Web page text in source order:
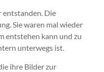
entstanden. Die
Sie waren mal wieder
entstehen kann und zu
unterwegs ist.
ihre Bilder zur